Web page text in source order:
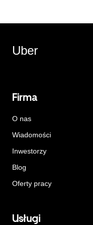
Uber
Firma
O nas
Wiadomości
Inwestorzy
Blog
Oferty pracy
Usługi